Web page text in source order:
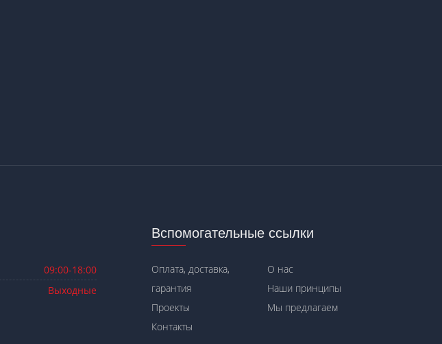
09:00-18:00
Выходные
Вспомогательные ссылки
Оплата, доставка,
гарантия
О нас
Наши принципы
Проекты
Мы предлагаем
Контакты